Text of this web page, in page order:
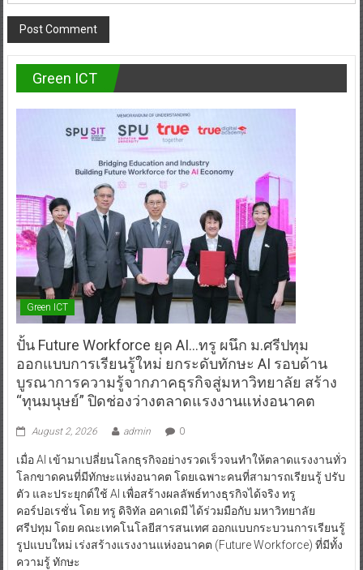
Green ICT
Green ICT
ปั้น Future Workforce ยุค AI…ทรู ผนึก ม.ศรีปทุม
ออกแบบการเรียนรู้ใหม่ ยกระดับทักษะ AI รอบด้าน
บูรณาการความรู้จากภาคธุรกิจสู่มหาวิทยาลัย สร้าง
“ทุนมนุษย์” ปิดช่องว่างตลาดแรงงานแห่งอนาคต
August 2, 2026 admin 0
เมื่อ AI เข้ามาเปลี่ยนโลกธุรกิจอย่างรวดเร็วจนทำให้ตลาดแรงงานทั่ว
โลกขาดคนที่มีทักษะแห่งอนาคต โดยเฉพาะคนที่สามารถเรียนรู้ ปรับ
ตัว และประยุกต์ใช้ AI เพื่อสร้างผลลัพธ์ทางธุรกิจได้จริง ทรู
คอร์ปอเรชั่น โดย ทรู ดิจิทัล อคาเดมี ได้ร่วมมือกับ มหาวิทยาลัย
ศรีปทุม โดย คณะเทคโนโลยีสารสนเทศ ออกแบบกระบวนการเรียนรู้
รูปแบบใหม่ เร่งสร้างแรงงานแห่งอนาคต (Future Workforce) ที่มีทั้ง
ความรู้ ทักษะ